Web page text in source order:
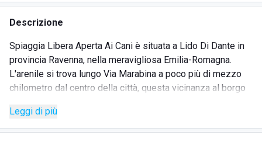
Descrizione
Spiaggia Libera Aperta Ai Cani è situata a Lido Di Dante in
provincia Ravenna, nella meravigliosa Emilia-Romagna.
L'arenile si trova lungo Via Marabina a poco più di mezzo
chilometro dal centro della città, questa vicinanza al borgo
costretti a prendere l'auto. Nelle vicinanze abbiamo una
fermata del pullman, ristoranti, pizzerie e bar.
Leggi di più